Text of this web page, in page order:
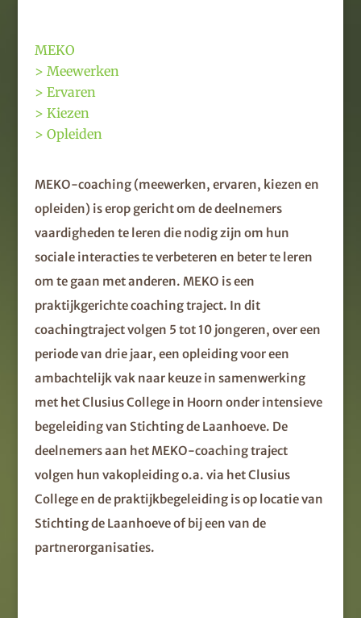
MEKO
> Meewerken
> Ervaren
> Kiezen
> Opleiden
MEKO-coaching (meewerken, ervaren, kiezen en
opleiden) is erop gericht om de deelnemers
vaardigheden te leren die nodig zijn om hun
sociale interacties te verbeteren en beter te leren
om te gaan met anderen. MEKO is een
praktijkgerichte coaching traject. In dit
coachingtraject volgen 5 tot 10 jongeren, over een
periode van drie jaar, een opleiding voor een
ambachtelijk vak naar keuze in samenwerking
met het Clusius College in Hoorn onder intensieve
begeleiding van Stichting de Laanhoeve. De
deelnemers aan het MEKO-coaching traject
volgen hun vakopleiding o.a. via het Clusius
College en de praktijkbegeleiding is op locatie van
Stichting de Laanhoeve of bij een van de
partnerorganisaties.